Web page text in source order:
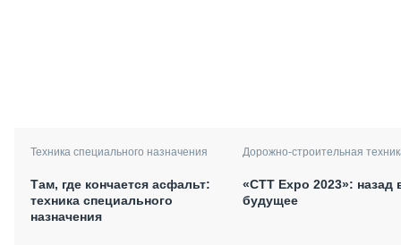
Техника специального назначения
Там, где кончается асфальт:
техника специального
назначения
Дорожно-строительная
«СТТ Expo 2023»: назад
будущее